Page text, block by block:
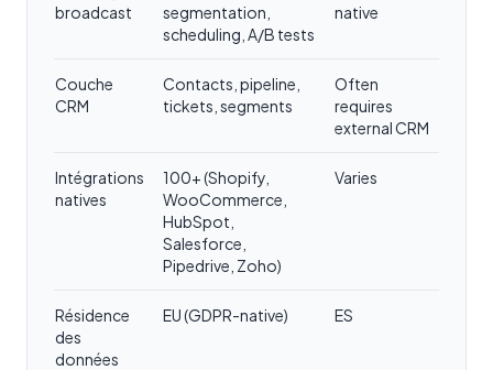
broadcast
segmentation,
scheduling, A/B tests
native
Couche
CRM
Contacts, pipeline,
tickets, segments
Often
requires
external CRM
Intégrations
natives
100+ (Shopify,
WooCommerce,
HubSpot,
Salesforce,
Pipedrive, Zoho)
Varies
Résidence
des
données
EU (GDPR-native) ES